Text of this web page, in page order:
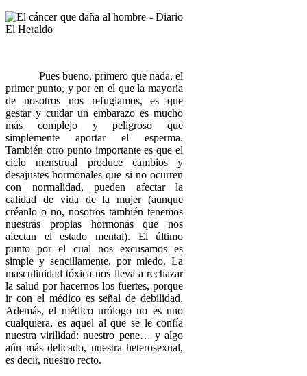
Pues bueno, primero que nada, el
primer punto, y por en el que la mayoría
de nosotros nos refugiamos, es que
gestar y cuidar un embarazo es mucho
más complejo y peligroso que
simplemente aportar el esperma.
También otro punto importante es que el
ciclo menstrual produce cambios y
desajustes hormonales que si no ocurren
con normalidad, pueden afectar la
calidad de vida de la mujer (aunque
créanlo o no, nosotros también tenemos
nuestras propias hormonas que nos
afectan el estado mental). El último
punto por el cual nos excusamos es
simple y sencillamente, por miedo. La
masculinidad tóxica nos lleva a rechazar
la salud por hacernos los fuertes, porque
ir con el médico es señal de debilidad.
Además, el médico urólogo no es uno
cualquiera, es aquel al que se le confía
nuestra virilidad: nuestro pene… y algo
aún más delicado, nuestra heterosexual,
es decir, nuestro recto.